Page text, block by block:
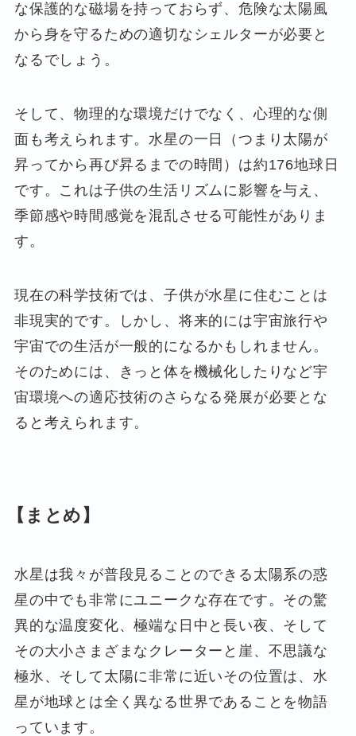
な保護的な磁場を持っておらず、危険な太陽風
から身を守るための適切なシェルターが必要と
なるでしょう。
そして、物理的な環境だけでなく、心理的な側
面も考えられます。水星の一日（つまり太陽が
昇ってから再び昇るまでの時間）は約176地球日
です。これは子供の生活リズムに影響を与え、
季節感や時間感覚を混乱させる可能性がありま
す。
現在の科学技術では、子供が水星に住むことは
非現実的です。しかし、将来的には宇宙旅行や
宇宙での生活が一般的になるかもしれません。
そのためには、きっと体を機械化したりなど宇
宙環境への適応技術のさらなる発展が必要とな
ると考えられます。
【まとめ】
水星は我々が普段見ることのできる太陽系の惑
星の中でも非常にユニークな存在です。その驚
異的な温度変化、極端な日中と長い夜、そして
その大小さまざまなクレーターと崖、不思議な
極氷、そして太陽に非常に近いその位置は、水
星が地球とは全く異なる世界であることを物語
っています。